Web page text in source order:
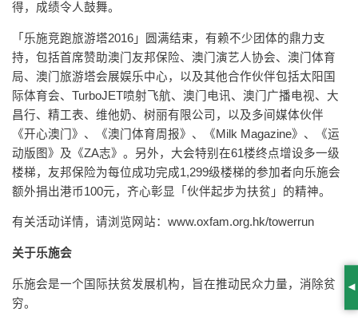
得，成绩令人鼓舞。
「乐施竞跑旅游塔2016」圆满结束，有赖不少团体的鼎力支
持，包括首席赞助澳门友邦保险、澳门演艺人协会、澳门体育
局、澳门旅游塔会展娱乐中心，以及其他合作伙伴包括太阳国
际体育会、TurboJET喷射飞航、澳门电讯、澳门广播电视、大
昌行、精工表、维他奶、树丽有限公司，以及多间媒体伙伴
《开心澳门》、《澳门体育周报》、《Milk Magazine》、《运
动版图》及《ZA志》。另外，大会特别在61楼终点增设多一级
楼梯，友邦保险为每位成功完成1,299级楼梯的参加者向乐施会
额外捐出港币100元，齐心彰显「伙伴起步为扶贫」的精神。
有关活动详情，请浏览网站：www.oxfam.org.hk/towerrun
关于乐施会
乐施会是一个国际扶贫发展机构，旨在推动民众力量，消除贫
穷。